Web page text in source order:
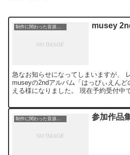
制作に関わった音源等の紹介 musey
急なお知らせになってしまいますが、
museyの2ndアルバム「はっぴぃえん
える様になりました。 現在予約受付中
制作に関わった音源等の紹介 参加作品